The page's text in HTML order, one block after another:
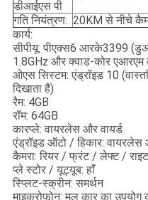
डीआईएस पी
गति नियंत्रण: 20KM से नीचे
कार्य:
सीपीयू: पीएक्स6 आरके3399
1.8GHz और क्वाड-कोर एआरएम
ओएस सिस्टम: एंड्रॉइड 10
दिखाता है)
रैम: 4GB
रॉम: 64GB
कारप्ले: वायरलेस और वायर्ड
एंड्रॉइड ऑटो / हिकार: वायरलेस
कैमरा: रियर / फ्रंट / लेफ्ट /
प्ले स्टोर / यूट्यूब: हाँ
स्प्लिट-स्क्रीन: समर्थन
माइक्रोफोन: मूल कार का उपयोग